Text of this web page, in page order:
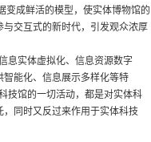
变成鲜活的模型，使实体博物馆的
交互式的新时代，引发观众浓厚
息实体虚拟化、信息资源数字
能化、信息展示多样化等特
技馆的一切活动，都是对实体科
同时又反过来作用于实体科技